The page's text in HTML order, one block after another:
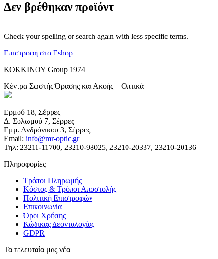
Δεν βρέθηκαν προϊόντ
Check your spelling or search again with less specific terms.
Επιστροφή στο Eshop
ΚΟΚΚΙΝΟΥ Group 1974
Κέντρα Σωστής Όρασης και Ακοής – Οπτικά
Ερμού 18, Σέρρες
Δ. Σολωμού 7, Σέρρες
Εμμ. Ανδρόνικου 3, Σέρρες
Email: info@mr-optic.gr
Τηλ: 23211-11700, 23210-98025, 23210-20337, 23210-20136
Πληροφορίες
Τρόποι Πληρωμής
Κόστος & Τρόποι Αποστολής
Πολιτική Επιστροφών
Επικοινωνία
Όροι Χρήσης
Κώδικας Δεοντολογίας
GDPR
Τα τελευταία μας νέα